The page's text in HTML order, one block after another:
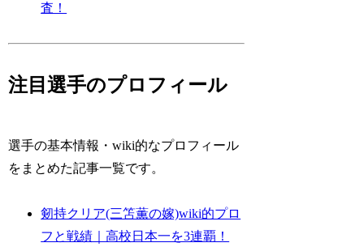
査！
注目選手のプロフィール
選手の基本情報・wiki的なプロフィール
をまとめた記事一覧です。
剱持クリア(三笘薫の嫁)wiki的プロ
フと戦績｜高校日本一を3連覇！